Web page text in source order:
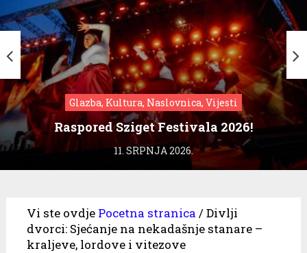
Glazba, Kultura, Naslovnica, Vijesti
Raspored Sziget Festivala 2026!
11. SRPNJA 2026.
Vi ste ovdje Pocetna stranica /Divlji
dvorci: Sjećanje na nekadašnje stanare –
kraljeve, lordove i vitezove